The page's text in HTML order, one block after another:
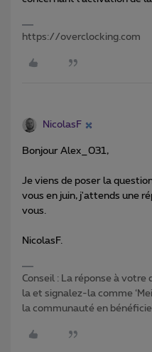
https://overclocking.com
NicolasF
Bonjour Alex_031,
Je viens de poser la
vous en juin, j'attends une
vous.
NicolasF.
Conseil : La réponse à votre
la et signalez-la comme
la communauté en